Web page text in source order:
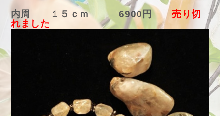
内周 １５ｃｍ 6900円 売り切
れました